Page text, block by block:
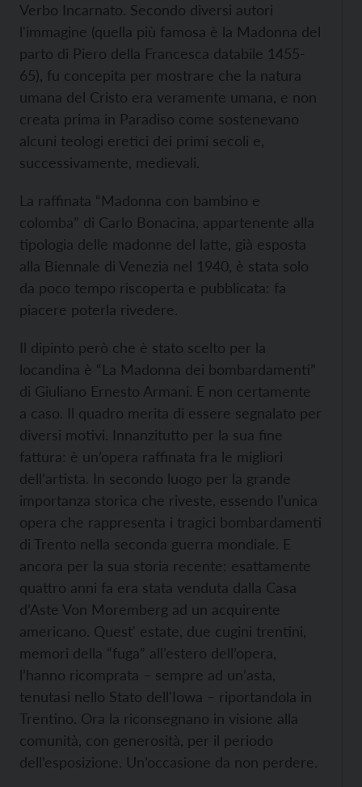
Verbo Incarnato. Secondo diversi autori
l'immagine (quella più famosa è la Madonna del
parto di Piero della Francesca databile 1455-
65), fu concepita per mostrare che la natura
umana del Cristo era veramente umana, e non
creata prima in Paradiso come sostenevano
alcuni teologi eretici dei primi secoli e,
successivamente, medievali.
La raffinata “Madonna con bambino e
colomba” di Carlo Bonacina, appartenente alla
tipologia delle madonne del latte, già esposta
alla Biennale di Venezia nel 1940, è stata solo
da poco tempo riscoperta e pubblicata: fa
piacere poterla rivedere.
Il dipinto però che è stato scelto per la
locandina è “La Madonna dei bombardamenti”
di Giuliano Ernesto Armani. E non certamente
a caso. Il quadro merita di essere segnalato per
diversi motivi. Innanzitutto per la sua fine
fattura: è un’opera raffinata fra le migliori
dell’artista. In secondo luogo per la grande
importanza storica che riveste, essendo l’unica
opera che rappresenta i tragici bombardamenti
di Trento nella seconda guerra mondiale. E
ancora per la sua storia recente: esattamente
quattro anni fa era stata venduta dalla Casa
d’Aste Von Moremberg ad un acquirente
americano. Quest' estate, due cugini trentini,
memori della “fuga” all’estero dell’opera,
l’hanno ricomprata – sempre ad un’asta,
tenutasi nello Stato dell'Iowa – riportandola in
Trentino. Ora la riconsegnano in visione alla
comunità, con generosità, per il periodo
dell’esposizione. Un’occasione da non perdere.